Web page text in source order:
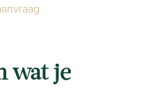
wat je